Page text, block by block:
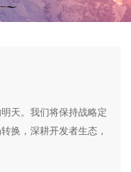
天。我们将保持战略定
换，深耕开发者生态，